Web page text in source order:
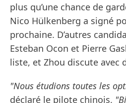
plus qu’une chance de
Nico Hülkenberg a signé
prochaine. D’autres
Esteban Ocon et Pierre
liste, et Zhou discute avec
"Nous étudions toutes les
déclaré le pilote chinois.